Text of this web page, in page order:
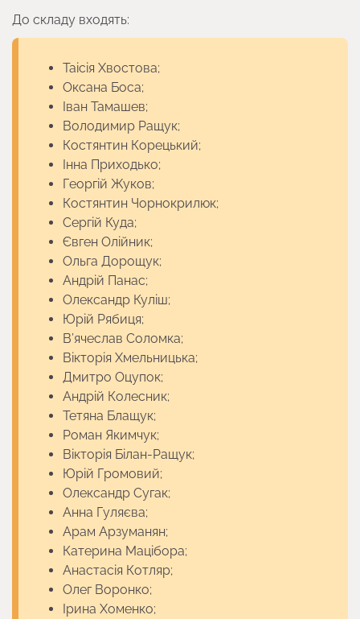
До складу входять:
Таісія Хвостова;
Оксана Боса;
Іван Тамашев;
Володимир Ращук;
Костянтин Корецький;
Інна Приходько;
Георгій Жуков;
Костянтин Чорнокрилюк;
Сергій Куда;
Євген Олійник;
Ольга Дорощук;
Андрій Панас;
Олександр Куліш;
Юрій Рябиця;
В’ячеслав Соломка;
Вікторія Хмельницька;
Дмитро Оцупок;
Андрій Колесник;
Тетяна Блащук;
Роман Якимчук;
Вікторія Білан-Ращук;
Юрій Громовий;
Олександр Сугак;
Анна Гуляєва;
Арам Арзуманян;
Катерина Мацібора;
Анастасія Котляр;
Олег Воронко;
Ірина Хоменко;